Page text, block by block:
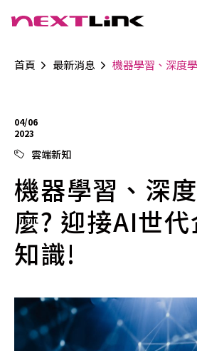
首頁 最新消息 機器學習、深度學習是
04/06
2023
雲端新知
機器學習、深
麼? 迎接AI世
知識!